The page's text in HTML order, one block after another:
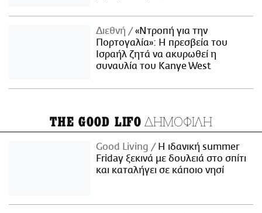
Διεθνή
«Ντροπή για την
Πορτογαλία»: Η πρεσβεία του
Ισραήλ ζητά να ακυρωθεί η
συναυλία του Kanye West
THE GOOD LIFO ΔΗΜΟΦΙΛΗ
Good Living
Η ιδανική summer
Friday ξεκινά με δουλειά στο σπίτι
και καταλήγει σε κάποιο νησί